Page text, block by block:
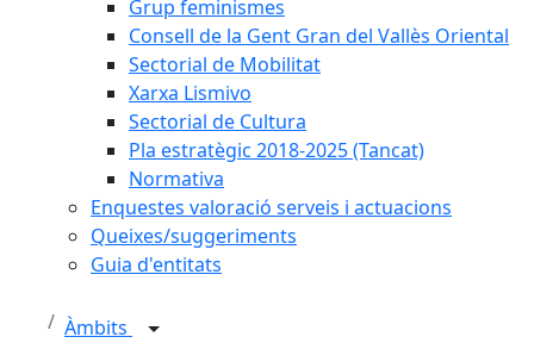
Grup feminismes
Consell de la Gent Gran del Vallès Oriental
Sectorial de Mobilitat
Xarxa Lismivo
Sectorial de Cultura
Pla estratègic 2018-2025 (Tancat)
Normativa
Enquestes valoració serveis i actuacions
Queixes/suggeriments
Guia d'entitats
Àmbits